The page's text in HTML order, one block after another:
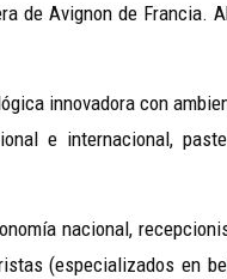
de Avignon de Francia.
innovadora con
e internacional,
nacional,
(especializados en